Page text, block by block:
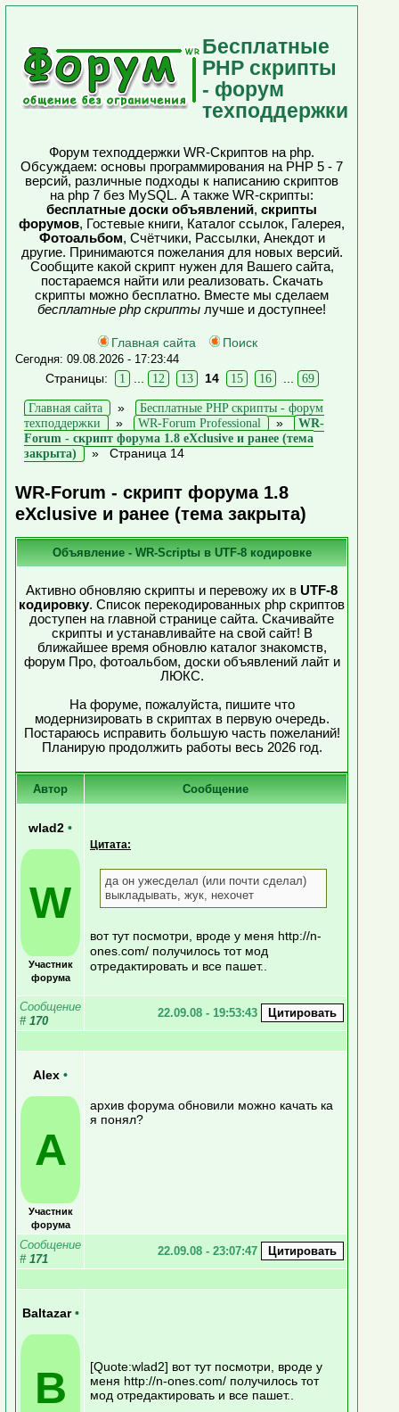
Бесплатные
PHP скрипты
- форум
техподдержки
Форум техподдержки WR-Скриптов на php.
Обсуждаем: основы программирования на PHP 5 - 7
версий, различные подходы к написанию скриптов
на php 7 без MySQL. А также WR-скрипты:
бесплатные доски объявлений, скрипты
форумов, Гостевые книги, Каталог ссылок, Галерея,
Фотоальбом, Счётчики, Рассылки, Анекдот и
другие. Принимаются пожелания для новых версий.
Сообщите какой скрипт нужен для Вашего сайта,
постараемся найти или реализовать. Скачать
скрипты можно бесплатно. Вместе мы сделаем
бесплатные php скрипты лучше и доступнее!
Главная сайта Поиск
Сегодня: 09.08.2026 - 17:23:44
Страницы: 1 ... 12 13 14 15 16 ... 69
Главная сайта »
Бесплатные PHP скрипты - форум
техподдержки
» WR-Forum Professional »
WR-
Forum - скрипт форума 1.8 eXclusive и ранее (тема
закрыта)
» Страница 14
WR-Forum - скрипт форума 1.8
eXclusive и ранее (тема закрыта)
Объявление - WR-Scriptы в UTF-8 кодировке
Активно обновляю скрипты и перевожу их в UTF-8
кодировку. Список перекодированных php скриптов
доступен на главной странице сайта. Скачивайте
скрипты и устанавливайте на свой сайт! В
ближайшее время обновлю каталог знакомств,
форум Про, фотоальбом, доски объявлений лайт и
ЛЮКС.
На форуме, пожалуйста, пишите что
модернизировать в скриптах в первую очередь.
Постараюсь исправить большую часть пожеланий!
Планирую продолжить работы весь 2026 год.
Автор Сообщение
wlad2 •
W
Участник
форума
Цитата:
да он ужесделал (или почти сделал)
выкладывать, жук, нехочет
вот тут посмотри, вроде у меня http://n-
ones.com/ получилось тот мод
отредактировать и все пашет..
Сообщение
# 170
22.09.08 - 19:53:43
Alex •
A
Участник
форума
архив форума обновили можно качать ка
я понял?
Сообщение
# 171
22.09.08 - 23:07:47
Baltazar •
B
[Quote:wlad2] вот тут посмотри, вроде у
меня http://n-ones.com/ получилось тот
мод отредактировать и все пашет..